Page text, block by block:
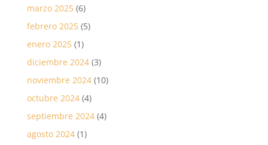
marzo 2025(6)
febrero 2025(5)
enero 2025(1)
diciembre 2024(3)
noviembre 2024(10)
octubre 2024(4)
septiembre 2024(4)
agosto 2024(1)